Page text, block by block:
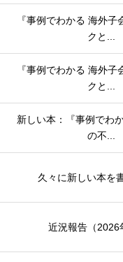
『事例でわかる 海外子
クと...
『事例でわかる 海外子
クと...
新しい本：『事例でわ
の不...
久々に新しい本を
近況報告（2026